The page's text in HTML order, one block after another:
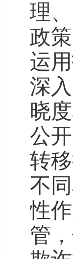
理
政
运
深
晓
公
转
不
性
管